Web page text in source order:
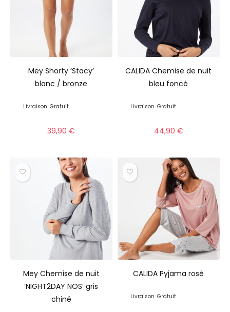
Mey Shorty ‘Stacy’
blanc / bronze
Livraison Gratuit
39,90€
CALIDA Chemise de nuit
bleu foncé
Livraison Gratuit
44,90 €
Mey Chemise de nuit
‘NIGHT2DAY NOS’ gris
chiné
CALIDA Pyjama rosé
Livraison Gratuit